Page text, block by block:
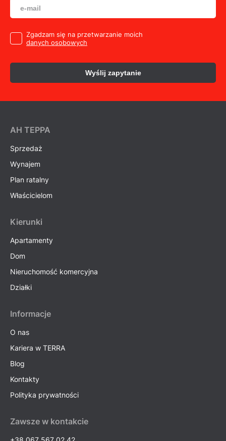
Zgadzam się na przetwarzanie moich
danych osobowych
Wyślij zapytanie
AH ТEPPA
Sprzedaż
Wynajem
Plan ratalny
Właścicielom
Kierunki
Apartamenty
Dom
Nieruchomość komercyjna
Działki
Informacje
O nas
Kariera w TERRA
Blog
Kontakty
Polityka prywatności
Zawsze w kontakcie